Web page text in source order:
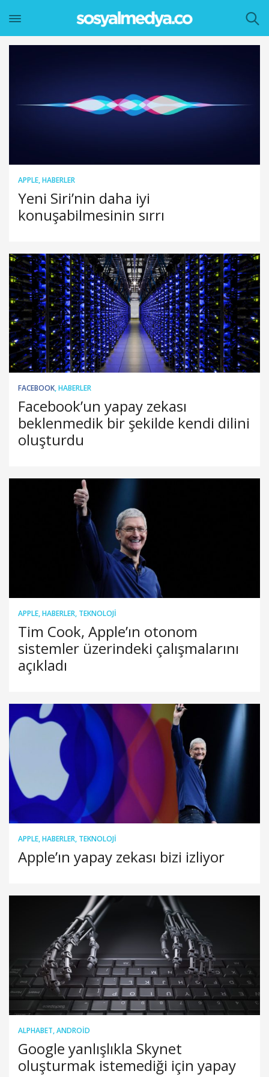
APPLE,HABERLER
Yeni Siri’nin daha iyi
konuşabilmesinin sırrı
FACEBOOK,HABERLER
Facebook’un yapay zekası
beklenmedik bir şekilde kendi dilini
oluşturdu
APPLE,HABERLER, TEKNOLOJI
Tim Cook, Apple’ın otonom
sistemler üzerindeki çalışmalarını
açıkladı
APPLE,HABERLER, TEKNOLOJI
Apple’ın yapay zekası bizi izliyor
ALPHABET,ANDROID
Google yanlışlıkla Skynet
oluşturmak istemediği için yapay